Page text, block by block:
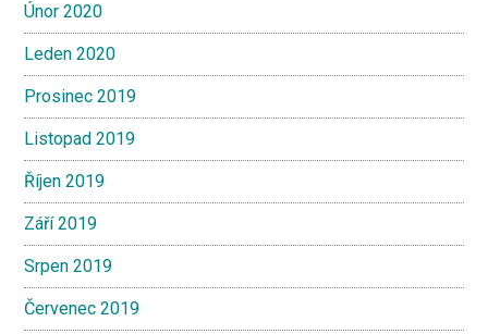
Únor 2020
Leden 2020
Prosinec 2019
Listopad 2019
Říjen 2019
Září 2019
Srpen 2019
Červenec 2019